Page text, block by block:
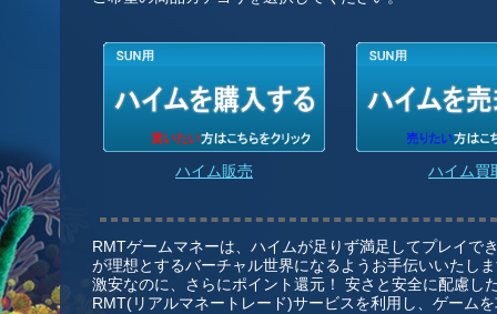
ハイム販売 ハイム買
RMTゲームマネーは、ハイムが足りず満足してプレイで
が理想とするバーチャル世界になるようお手伝いいたし
激安なのに、さらにポイント還元！ 安さと安全に配慮
RMT(リアルマネートレード)サービスを利用し、ゲーム